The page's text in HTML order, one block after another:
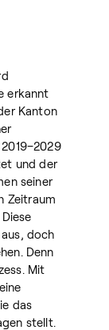
erkannt
Kanton
und der
seiner
Zeitraum
doch
Denn
Mit
das
stellt.